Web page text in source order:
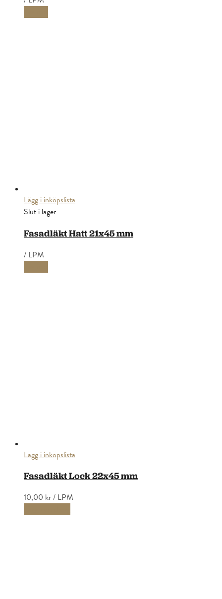
Lägg i inköpslista
Slut i lager
Fasadläkt Hatt 21x45 mm
/ LPM
Lägg i inköpslista
Fasadläkt Lock 22x45 mm
10,00 kr/ LPM